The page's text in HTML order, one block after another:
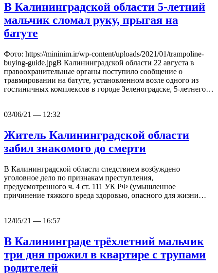
В Калининградской области 5-летний
мальчик сломал руку, прыгая на
батуте
Фото: https://mininim.ir/wp-content/uploads/2021/01/trampoline-
buying-guide.jpgВ Калининградской области 22 августа в
правоохранительные органы поступило сообщение о
травмировании на батуте, установленном возле одного из
гостиничных комплексов в городе Зеленоградске, 5-летнего…
03/06/21 — 12:32
Житель Калининградской области
забил знакомого до смерти
В Калининградской области следствием возбуждено
уголовное дело по признакам преступления,
предусмотренного ч. 4 ст. 111 УК РФ (умышленное
причинение тяжкого вреда здоровью, опасного для жизни…
12/05/21 — 16:57
В Калининграде трёхлетний мальчик
три дня прожил в квартире с трупами
родителей